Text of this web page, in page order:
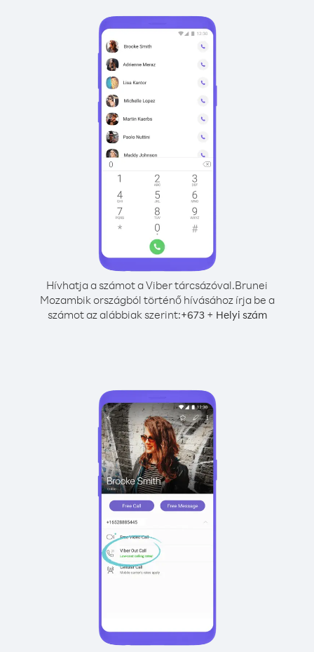
Hívhatja a számot a Viber tárcsázóval.Brunei
Mozambik országból történő hívásához írja be a
számot az alábbiak szerint:+673+ Helyi szám